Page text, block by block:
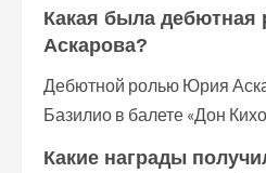
Какая была
Аскарова?
Дебютной ролью Юрия
Базилио в балете «Дон
Какие награды